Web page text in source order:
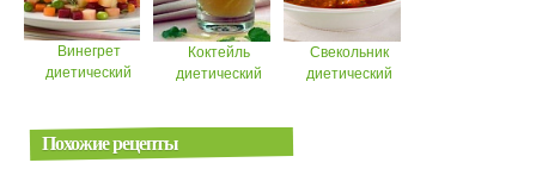
Винегрет
диетический
Коктейль
диетический
Свекольник
диетический
Похожие рецепты